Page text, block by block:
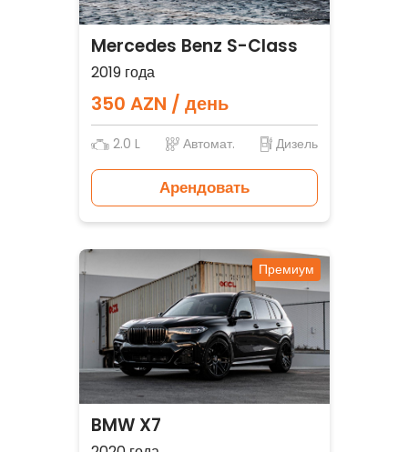
Mercedes Benz S-Class
2019 года
350 AZN / день
2.0 L Автомат. Дизель
Арендовать
Премиум
BMW X7